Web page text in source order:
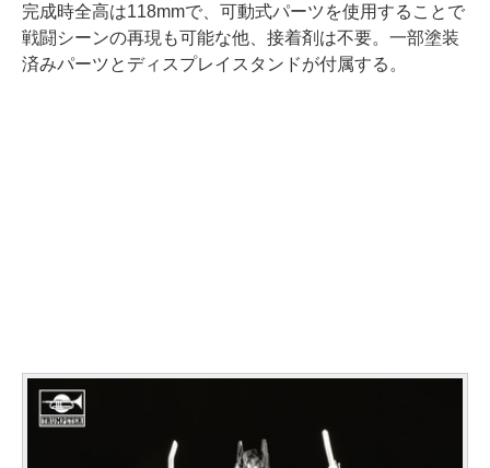
完成時全高は118mmで、可動式パーツを使用することで
戦闘シーンの再現も可能な他、接着剤は不要。一部塗装
済みパーツとディスプレイスタンドが付属する。